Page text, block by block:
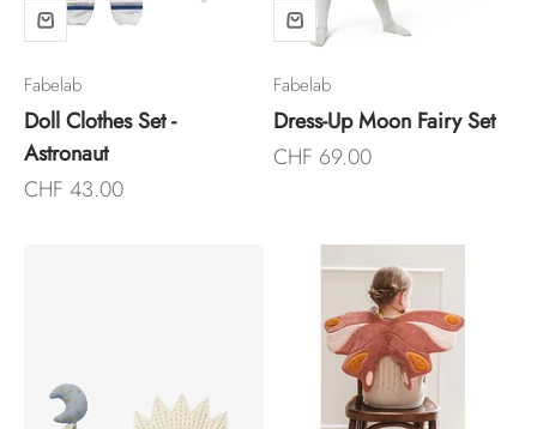
Fabelab
Doll Clothes Set -
Astronaut
Angebot
CHF 43.00
Fabelab
Dress-Up Moon Fairy Set
Angebot
CHF 69.00